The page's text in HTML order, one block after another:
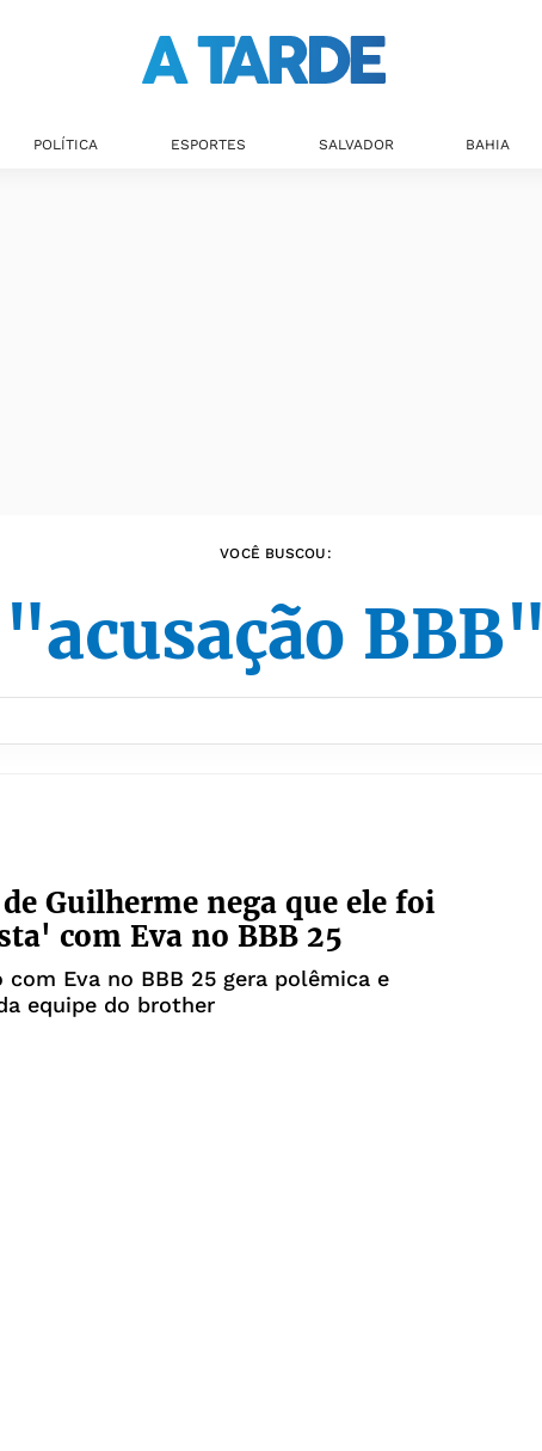
POLÍTICA ESPORTES SALVADOR BAHIA
VOCÊ BUSCOU:
"acusação BBB"
Guilherme nega que ele foi
com Eva no BBB 25
com Eva no BBB 25 gera polêmica e
equipe do brother